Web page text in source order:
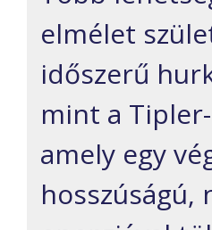
elmélet
időszerű
mint a
amely egy
hosszúságú,